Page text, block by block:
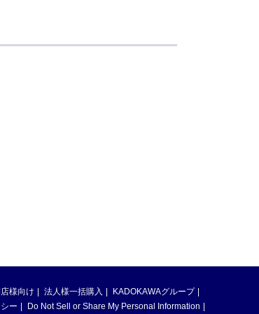
様向け 法人様一括購入
KADOKAWAグループ
ー Do Not Sell or Share My Personal Information